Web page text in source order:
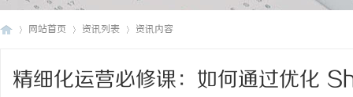
网站首页 资讯列表 资讯内容
精细化运营必修课：如何通过优化